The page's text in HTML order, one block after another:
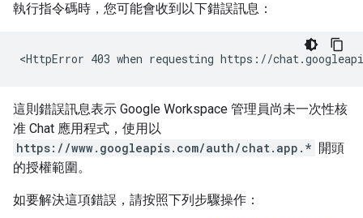
執行指令碼時，您可能會收到以下錯誤訊息：
這則錯誤訊息表示 Google Workspace 管理員尚未一次性核
准 Chat 應用程式，使用以
https://www.googleapis.com/auth/chat.app.* 開頭
的授權範圍。
如要解決這項錯誤，請按照下列步驟操作：